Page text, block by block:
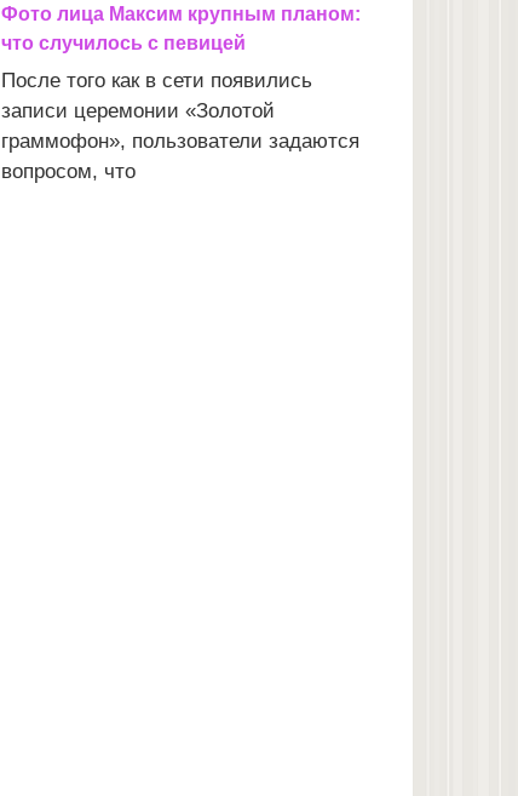
Фото лица Максим крупным планом:
что случилось с певицей
После того как в сети появились
записи церемонии «Золотой
граммофон», пользователи задаются
вопросом, что